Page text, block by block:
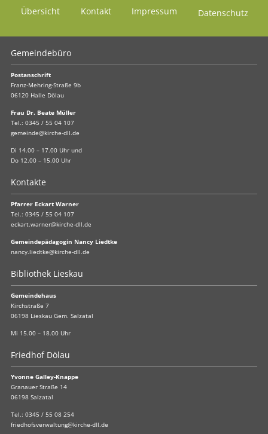
Übersicht Kontakt Impressum Datenschutz
Gemeindebüro
Postanschrift
Franz-Mehring-Straße 9b
06120 Halle Dölau
Frau Dr. Beate Müller
Tel.: 0345 / 55 04 107
gemeinde@kirche-dll.de
Di 14.00 – 17.00 Uhr und
Do 12.00 – 15.00 Uhr
Kontakte
Pfarrer Eckart Warner
Tel.: 0345 / 55 04 107
eckart.warner@kirche-dll.de
Gemeindepädagogin Nancy Liedtke
nancy.liedtke@kirche-dll.de
Bibliothek Lieskau
Gemeindehaus
Kirchstraße 7
06198 Lieskau Gem. Salzatal
Mi 15.00 – 18.00 Uhr
Friedhof Dölau
Yvonne Galley-Knappe
Granauer Straße 14
06198 Salzatal
Tel.: 0345 / 55 08 254
friedhofsverwaltung@kirche-dll.de